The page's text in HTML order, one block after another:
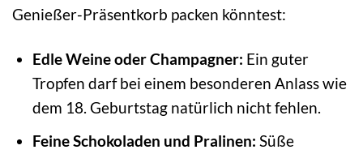
Genießer-Präsentkorb packen könntest:
Edle Weine oder Champagner: Ein guter
Tropfen darf bei einem besonderen Anlass wie
dem 18. Geburtstag natürlich nicht fehlen.
Feine Schokoladen und Pralinen: Süße